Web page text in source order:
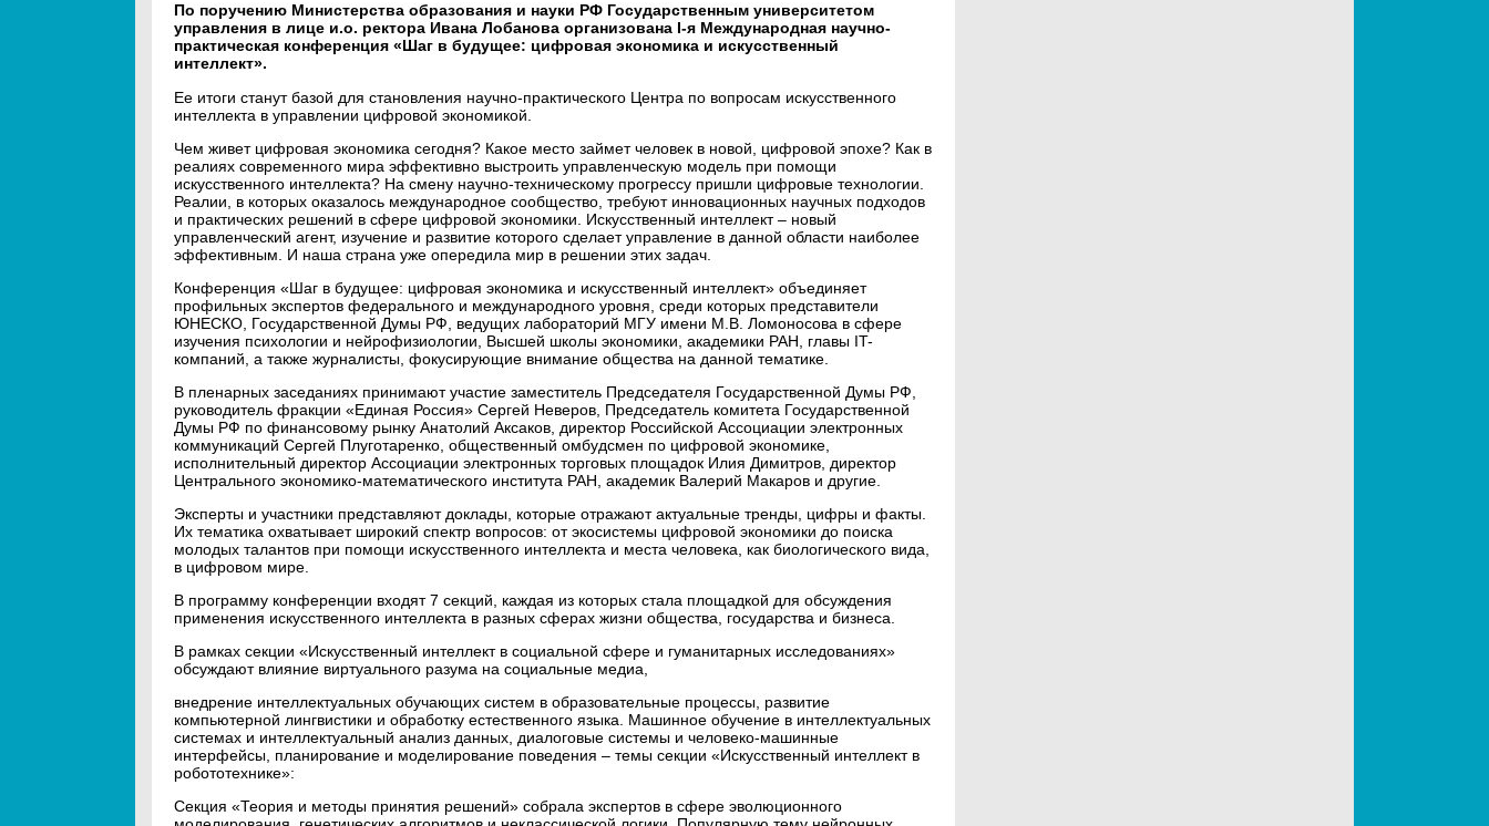
По поручению Министерства образования и науки РФ Государственным университетом
управления в лице и.о. ректора Ивана Лобанова организована I-я Международная научно-
практическая конференция «Шаг в будущее: цифровая экономика и искусственный
интеллект».
Ее итоги станут базой для становления научно-практического Центра по вопросам искусственного
интеллекта в управлении цифровой экономикой.
Чем живет цифровая экономика сегодня? Какое место займет человек в новой, цифровой эпохе? Как в
реалиях современного мира эффективно выстроить управленческую модель при помощи
искусственного интеллекта? На смену научно-техническому прогрессу пришли цифровые технологии.
Реалии, в которых оказалось международное сообщество, требуют инновационных научных подходов
и практических решений в сфере цифровой экономики. Искусственный интеллект – новый
управленческий агент, изучение и развитие которого сделает управление в данной области наиболее
эффективным. И наша страна уже опередила мир в решении этих задач.
Конференция «Шаг в будущее: цифровая экономика и искусственный интеллект» объединяет
профильных экспертов федерального и международного уровня, среди которых представители
ЮНЕСКО, Государственной Думы РФ, ведущих лабораторий МГУ имени М.В. Ломоносова в сфере
изучения психологии и нейрофизиологии, Высшей школы экономики, академики РАН, главы IT-
компаний, а также журналисты, фокусирующие внимание общества на данной тематике.
В пленарных заседаниях принимают участие заместитель Председателя Государственной Думы РФ,
руководитель фракции «Единая Россия» Сергей Неверов, Председатель комитета Государственной
Думы РФ по финансовому рынку Анатолий Аксаков, директор Российской Ассоциации электронных
коммуникаций Сергей Плуготаренко, общественный омбудсмен по цифровой экономике,
исполнительный директор Ассоциации электронных торговых площадок Илия Димитров, директор
Центрального экономико-математического института РАН, академик Валерий Макаров и другие.
Эксперты и участники представляют доклады, которые отражают актуальные тренды, цифры и факты.
Их тематика охватывает широкий спектр вопросов: от экосистемы цифровой экономики до поиска
молодых талантов при помощи искусственного интеллекта и места человека, как биологического вида,
в цифровом мире.
В программу конференции входят 7 секций, каждая из которых стала площадкой для обсуждения
применения искусственного интеллекта в разных сферах жизни общества, государства и бизнеса.
В рамках секции «Искусственный интеллект в социальной сфере и гуманитарных исследованиях»
обсуждают влияние виртуального разума на социальные медиа,
внедрение интеллектуальных обучающих систем в образовательные процессы, развитие
компьютерной лингвистики и обработку естественного языка. Машинное обучение в интеллектуальных
системах и интеллектуальный анализ данных, диалоговые системы и человеко-машинные
интерфейсы, планирование и моделирование поведения – темы секции «Искусственный интеллект в
робототехнике»:
Секция «Теория и методы принятия решений» собрала экспертов в сфере эволюционного